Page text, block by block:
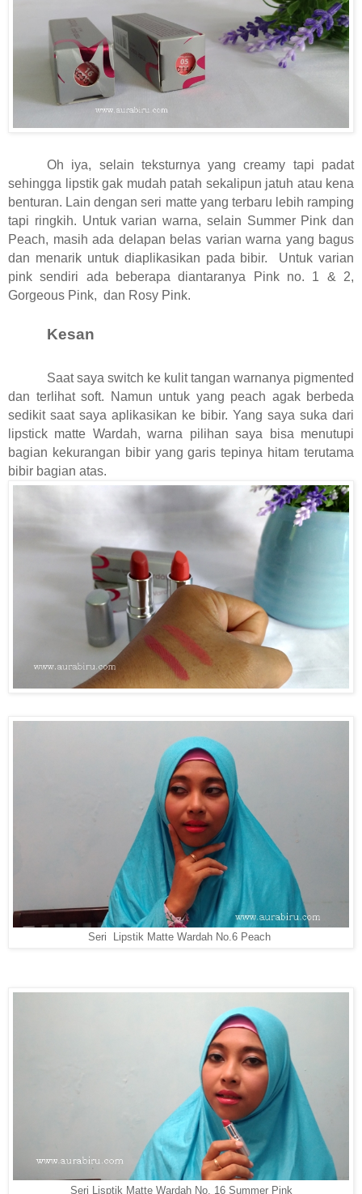
Oh iya, selain teksturnya yang creamy tapi padat
sehingga lipstik gak mudah patah sekalipun jatuh atau kena
benturan. Lain dengan seri matte yang terbaru lebih ramping
tapi ringkih. Untuk varian warna, selain Summer Pink dan
Peach, masih ada delapan belas varian warna yang bagus
dan menarik untuk diaplikasikan pada bibir. Untuk varian
pink sendiri ada beberapa diantaranya Pink no. 1 & 2,
Gorgeous Pink, dan Rosy Pink.
Kesan
Saat saya switch ke kulit tangan warnanya pigmented
dan terlihat soft. Namun untuk yang peach agak berbeda
sedikit saat saya aplikasikan ke bibir. Yang saya suka dari
lipstick matte Wardah, warna pilihan saya bisa menutupi
bagian kekurangan bibir yang garis tepinya hitam terutama
bibir bagian atas.
Seri Lipstik Matte Wardah No.6 Peach
Seri Lisptik Matte Wardah No. 16 Summer Pink